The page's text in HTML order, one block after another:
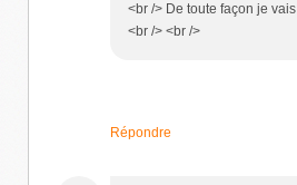
<br /> De toute façon je
<br /> <br />
Répondre